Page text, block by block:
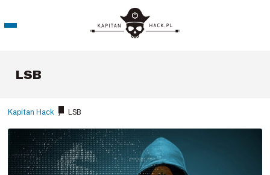
LSB
Kapitan Hack / LSB